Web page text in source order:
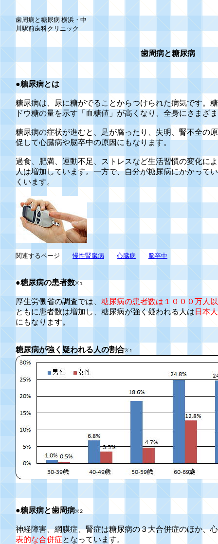
歯周病と糖尿病 横浜・中
川駅前歯科クリニック
歯周病と糖尿病
●糖尿病とは
糖尿病は、尿に糖がでることからつけられた病気です。
ドウ糖の量を示す「血糖値」が高くなり、全身にさまざ
糖尿病の症状が進むと、足が腐ったり、失明、腎不全の
促して心臓病や脳卒中の原因にもなります。
過食、肥満、運動不足、ストレスなど生活習慣の変化に
人は増加しています。一方で、自分が糖尿病にかかって
くいます。
関連するページ慢性腎臓病 心臓病 脳卒中
●糖尿病の患者数※１
厚生労働省の調査では、 糖尿病の患者数は１０００万人
ともに患者数は増加し、糖尿病が強く疑われる人は 日本
にもなります。
糖尿病が強く疑われる人の割合※１
●糖尿病と歯周病※２
神経障害、網膜症、腎症は糖尿病の３大合併症のほか、
表的な合併症となっています。